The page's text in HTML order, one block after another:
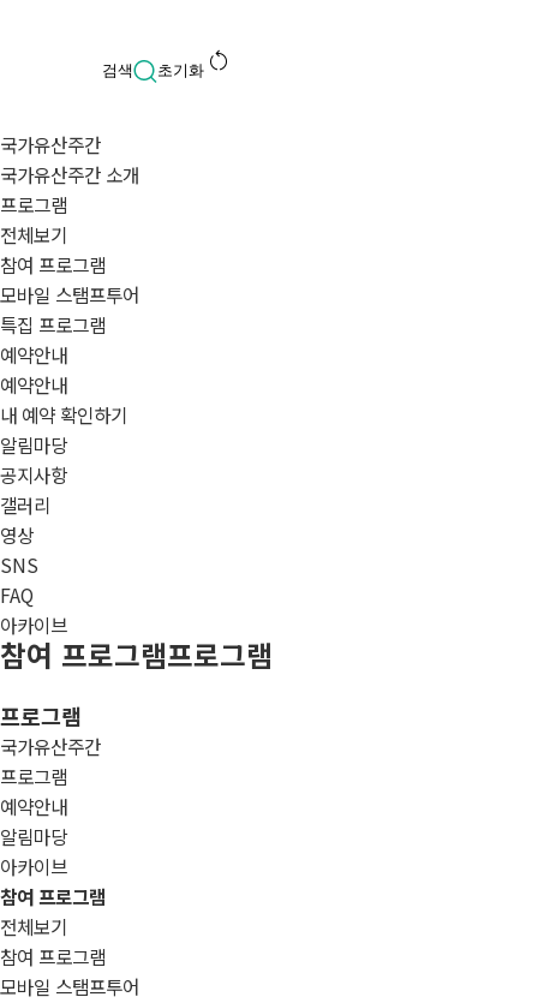
검색 초기화 restart_alt
국가유산주간
국가유산주간 소개
프로그램
전체보기
참여 프로그램
모바일 스탬프투어
특집 프로그램
예약안내
예약안내
내 예약 확인하기
알림마당
공지사항
갤러리
영상
SNS
FAQ
아카이브
참여 프로그램프로그램
프로그램
국가유산주간
프로그램
예약안내
알림마당
아카이브
참여 프로그램
전체보기
참여 프로그램
모바일 스탬프투어